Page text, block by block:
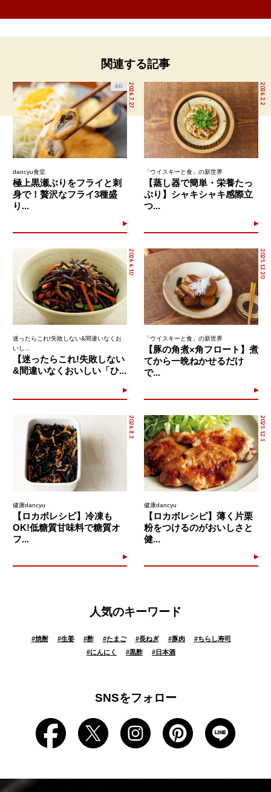
関連する記事
2026.7.27
AD
dancyu食堂
極上黒瀬ぶりをフライと刺
身で！贅沢なフライ3種盛
り...
2026.2.2
「ウイスキーと食」の新世界
【蒸し器で簡単・栄養たっ
ぷり】シャキシャキ感際立
つ...
2026.6.10
迷ったらこれ!失敗しない&間違いなくお
いし...
【迷ったらこれ!失敗しない
&間違いなくおいしい「ひ...
2025.12.20
「ウイスキーと食」の新世界
【豚の角煮×角フロート】煮
てから一晩ねかせるだけ
で...
2026.8.3
健康dancyu
【ロカボレシピ】冷凍も
OK!低糖質甘味料で糖質オ
フ...
2025.12.1
健康dancyu
【ロカボレシピ】薄く片栗
粉をつけるのがおいしさと
健...
人気のキーワード
#焼酎 #生姜 #酢 #たまご #長ねぎ #豚肉 #ちらし寿司
#にんにく #黒酢 #日本酒
SNSをフォロー